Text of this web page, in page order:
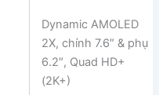
Dynamic AMOLED
2X, chính 7.6″ & phụ
6.2″, Quad HD+
(2K+)